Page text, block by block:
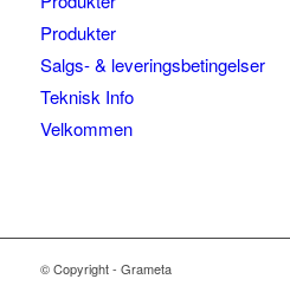
Produkter
Salgs- & leveringsbetingelser
Teknisk Info
Velkommen
© Copyright - Grameta